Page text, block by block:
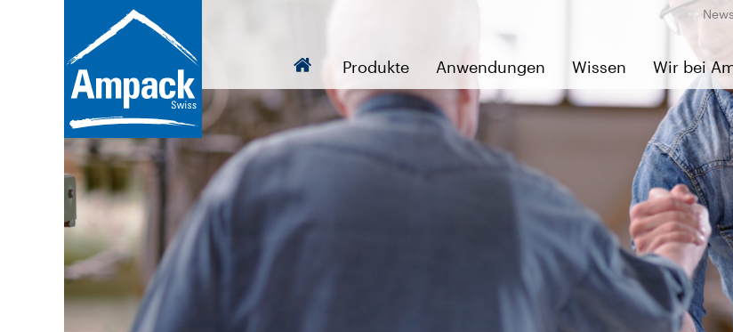
Produkte Anwendungen Wissen Wir bei